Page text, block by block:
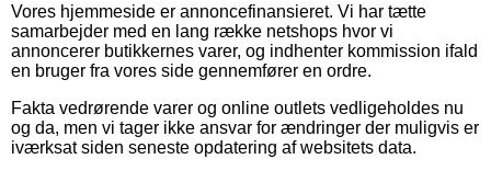
Vores hjemmeside er annoncefinansieret. Vi har tætte
samarbejder med en lang række netshops hvor vi
annoncerer butikkernes varer, og indhenter kommission ifald
en bruger fra vores side gennemfører en ordre.
Fakta vedrørende varer og online outlets vedligeholdes nu
og da, men vi tager ikke ansvar for ændringer der muligvis er
iværksat siden seneste opdatering af websitets data.